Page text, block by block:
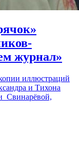
журнал»
иллюстраций
и Тихона
Свинарёвой,